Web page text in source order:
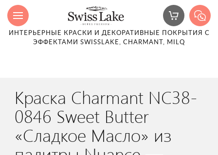
ИНТЕРЬЕРНЫЕ КРАСКИ И ДЕКОРАТИВНЫЕ ПОКРЫТИЯ С
ЭФФЕКТАМИ SWISSLAKE, CHARMANT, MILQ
Краска Charmant NC38-
0846 Sweet Butter
«Сладкое Масло» из